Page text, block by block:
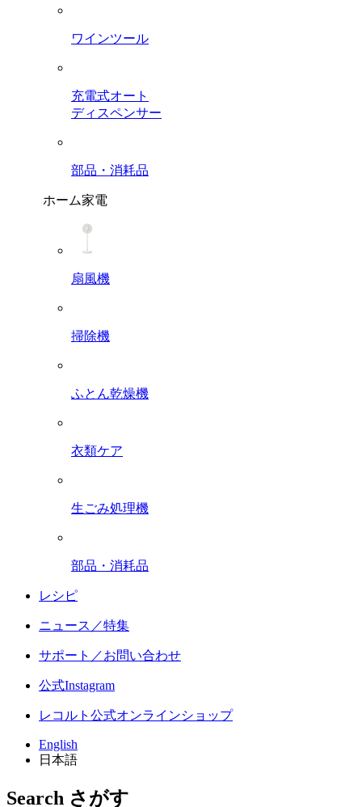
ワインツール
充電式オート
ディスペンサー
部品・消耗品
ホーム家電
扇風機
掃除機
ふとん乾燥機
衣類ケア
生ごみ処理機
部品・消耗品
レシピ
ニュース／特集
サポート／お問い合わせ
公式Instagram
レコルト公式オンラインショップ
English
日本語
Search さがす